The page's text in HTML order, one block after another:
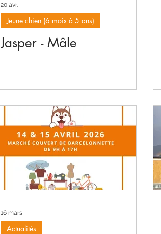
20 avr.
Jeune chien (6 mois à 5 ans)
Jasper - Mâle
16 mars
Actualités